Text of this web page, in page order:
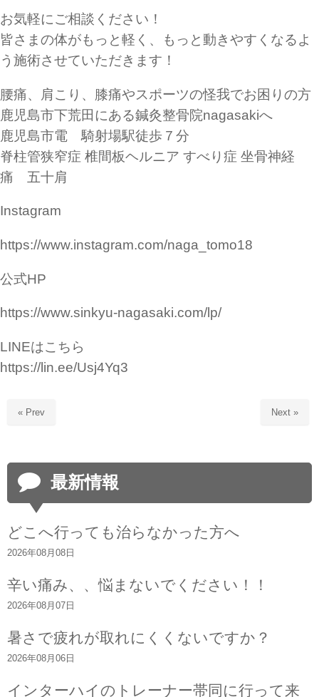
お気軽にご相談ください！
皆さまの体がもっと軽く、もっと動きやすくなるよ
う施術させていただきます！
腰痛、肩こり、膝痛やスポーツの怪我でお困りの方
鹿児島市下荒田にある鍼灸整骨院nagasakiへ
鹿児島市電 騎射場駅徒歩７分
脊柱管狭窄症 椎間板ヘルニア すべり症 坐骨神経
痛 五十肩
Instagram
https://www.instagram.com/naga_tomo18
公式HP
https://www.sinkyu-nagasaki.com/lp/
LINEはこちら
https://lin.ee/Usj4Yq3
« Prev Next »
最新情報
どこへ行っても治らなかった方へ
2026年08月08日
辛い痛み、、悩まないでください！！
2026年08月07日
暑さで疲れが取れにくくないですか？
2026年08月06日
インターハイのトレーナー帯同に行って来